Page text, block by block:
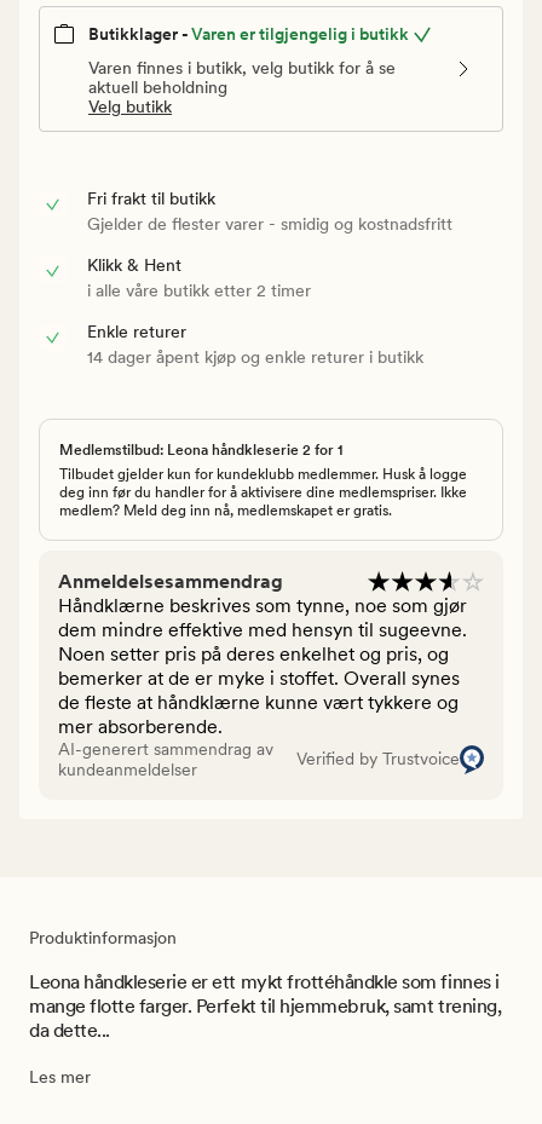
Butikklager -Varen er tilgjengelig i butikk
Varen finnes i butikk, velg butikk for å se
aktuell beholdning
Velg butikk
Fri frakt til butikk
Gjelder de flester varer - smidig og kostnadsfritt
Klikk & Hent
i alle våre butikk etter 2 timer
Enkle returer
14 dager åpent kjøp og enkle returer i butikk
Medlemstilbud: Leona håndkleserie 2 for 1
Tilbudet gjelder kun for kundeklubb medlemmer. Husk å logge
deg inn før du handler for å aktivisere dine medlemspriser. Ikke
medlem? Meld deg inn nå, medlemskapet er gratis.
Anmeldelsesammendrag
Håndklærne beskrives som tynne, noe som gjør
dem mindre effektive med hensyn til sugeevne.
Noen setter pris på deres enkelhet og pris, og
bemerker at de er myke i stoffet. Overall synes
de fleste at håndklærne kunne vært tykkere og
mer absorberende.
AI-generert sammendrag av
kundeanmeldelser
Verified by Trustvoice
Produktinformasjon
Leona håndkleserie er ett mykt frottéhåndkle som finnes i
mange flotte farger. Perfekt til hjemmebruk, samt trening,
da dette...
Les mer